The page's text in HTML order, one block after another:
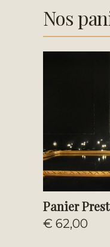
Nos
Panier
€ 62,00